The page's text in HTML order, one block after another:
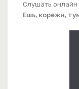
Слушать онлайн
Ешь, корежи,